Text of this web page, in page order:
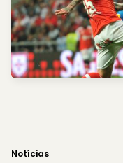
Notícias